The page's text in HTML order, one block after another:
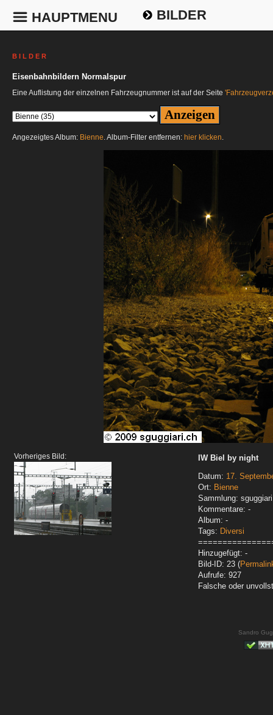
HAUPTMENU BILDER
B I L D E R
Eisenbahnbildern Normalspur
Eine Auflistung der einzelnen Fahrzeugnummer ist auf der Seite
Angezeigtes Album: Bienne. Album-Filter entfernen: hier klicken.
Vorheriges Bild:
IW Biel by night
Datum: 17.
Ort: Bienne
Sammlung:
Kommentare: -
Album: -
Tags: Diversi
Hinzugefügt: -
Bild-ID: 23 (
Aufrufe: 927
Falsche oder
Sandro